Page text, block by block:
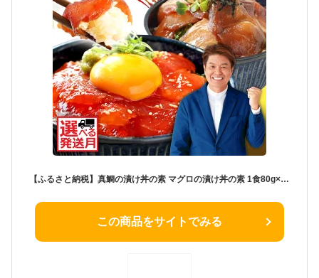
【ふるさと納税】真鯛の漬け丼の素 マグロの漬け丼の素 1食80g×各5パック 計10パック たい 鯛 まぐろ 鮪 冷凍配送 保存食 小分け 漬け丼 セット 海鮮 漬け 海鮮丼 冷凍配送 食品 刺身 鯛茶漬け 個包装 一人暮らし 女性 男性 父の日 高知県 故郷納税 10000円【koyofr】
この商品をサイトでみる